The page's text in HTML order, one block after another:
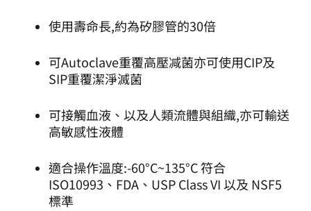
使用壽命長,約為矽膠管的30倍
可Autoclave重覆高壓减菌亦可使用CIP及
SIP重覆潔淨滅菌
可接觸血液、以及人類流體與組織,亦可輸送
高敏感性液體
適合操作溫度:-60°C~135°C 符合
ISO10993、FDA、USP Class VI 以及 NSF5
標準